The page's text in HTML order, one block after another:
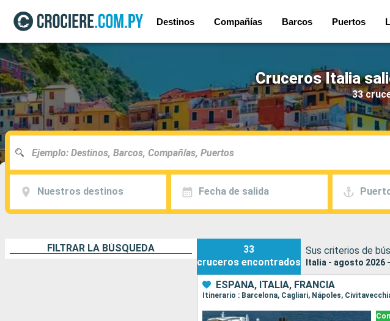
Destinos Compañías Barcos Puertos
Cruceros Italia
33
Nuestros destinos Fecha de salida
FILTRAR LA BÚSQUEDA
33
cruceros encontrados
Sus criterios de
Italia - agosto 2026
ESPAÑA, ITALIA, FRANCIA
Itinerario : Barcelona, Cagliari, Nápoles,